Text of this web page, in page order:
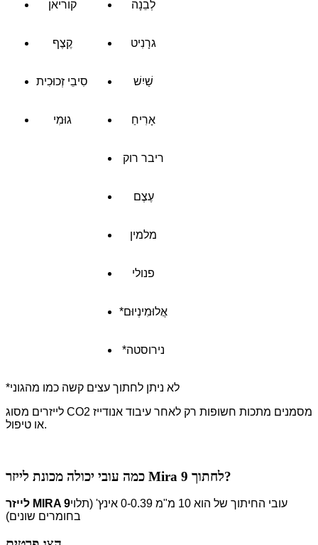
קוריאן לְבֵנָה
קֶצֶף גרָנִיט
סִיבֵי זְכוּכִית שַׁיִשׁ
גוּמִי אָרִיחַ
ריבר רוק
עֶצֶם
מלמין
פנולי
*אֲלוּמִינְיוּם
*נירוסטה
*לא ניתן לחתוך עצים קשה כמו מהגוני
לייזרים מסוג CO2 מסמנים מתכות חשופות רק לאחר עיבוד אנודייז
או טיפול.
כמה עובי יכולה מכונת לייזר Mira 9 לחתוך?
לייזר MIRA 9עובי החיתוך של הוא 10 מ"מ 0-0.39 אינץ' (תלוי
בחומרים שונים)